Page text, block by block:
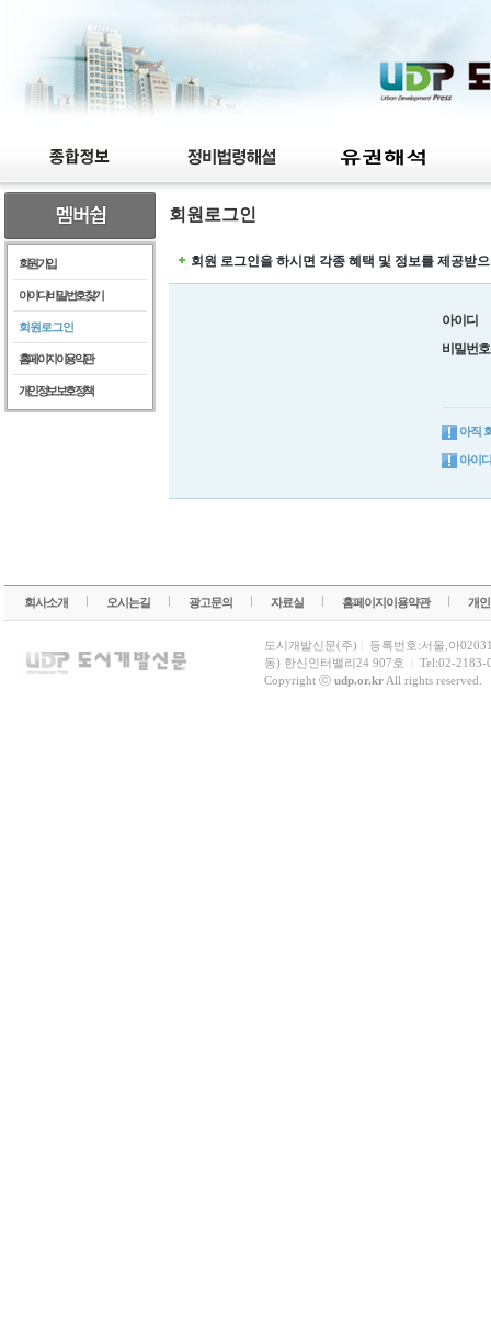
회원가입
아이디/비밀번호찾기
회원로그인
홈페이지이용약관
개인정보보호정책
회원로그인
회원 로그인을 하시면 각종 혜택 및 정보를 제공받
아이디
비밀번호
아직
아이
회사소개 오시는길 광고문의 자료실 홈페이지이용약관 개
도시개발신문(주)
등록번호:서울,아
동) 한신인터밸리24 907호
Tel:02-2183-
Copyright ⓒ udp.or.krAll rights reserved.